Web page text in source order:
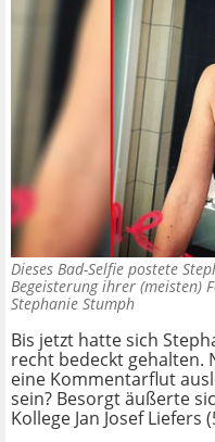
Dieses Bad-Selfie postete
Begeisterung ihrer (meisten)
Stephanie Stumph
Bis jetzt hatte sich
recht bedeckt gehalten.
eine Kommentarflut
sein? Besorgt äußerte
Kollege Jan Josef